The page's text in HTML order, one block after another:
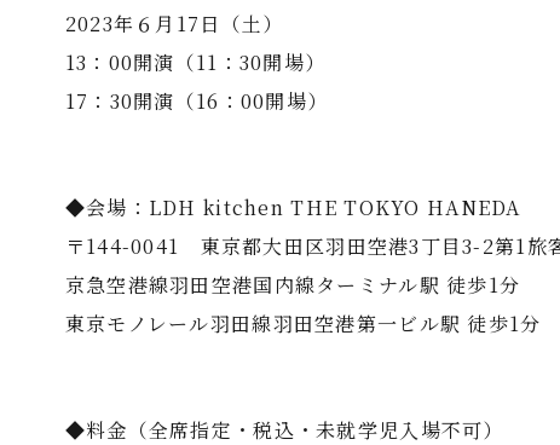
2023年６月17日（土）
13：00開演（11：30開場）
17：30開演（16：00開場）
◆会場：LDH kitchen THE TOKYO HANEDA
〒144-0041 東京都大田区羽田空港3丁目3-2第1
京急空港線羽田空港国内線ターミナル駅 徒歩1分
東京モノレール羽田線羽田空港第一ビル駅 徒歩1分
◆料金（全席指定・税込・未就学児入場不可）